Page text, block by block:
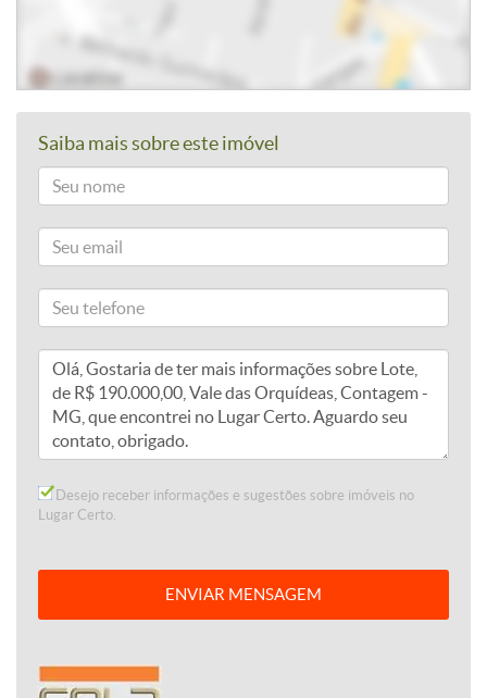
Saiba mais sobre este imóvel
Desejo receber informações e sugestões sobre imóveis no
Lugar Certo.
ENVIAR MENSAGEM